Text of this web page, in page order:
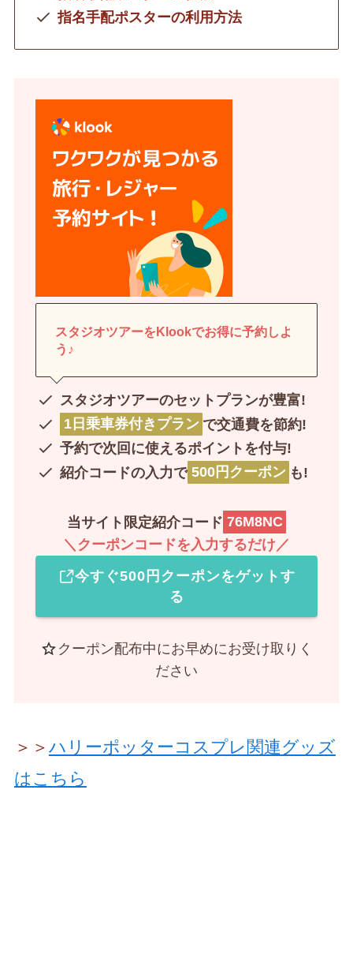
指名手配ポスターの利用方法
スタジオツアーをKlookでお得に予約しよ
う♪
スタジオツアーのセットプランが豊富!
1日乗車券付きプラン で交通費を節約!
予約で次回に使えるポイントを付与!
紹介コードの入力で 500円クーポン も!
当サイト限定紹介コード 76M8NC
＼クーポンコードを入力するだけ／
今すぐ500円クーポンをゲットす
る
クーポン配布中にお早めにお受け取りく
ださい
＞＞ ハリーポッターコスプレ関連グッズ
はこちら